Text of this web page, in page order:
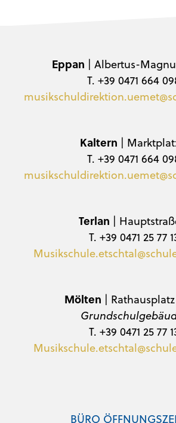
Eppan | Albertus-
T. +39 0471 664
Kaltern |
T. +39 0471 664
Terlan |
T. +39 0471 25 77
Mölten |
T. +39 0471 25 77
BÜRO